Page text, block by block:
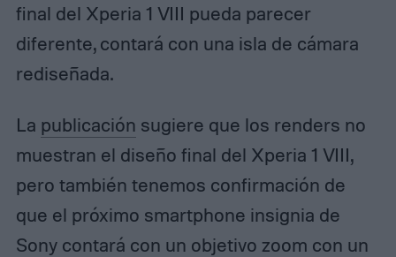
final del Xperia 1 VIII pueda parecer
diferente, contará con una isla de cámara
rediseñada.
La publicación sugiere que los renders no
muestran el diseño final del Xperia 1 VIII,
pero también tenemos confirmación de
que el próximo smartphone insignia de
Sony contará con un objetivo zoom con un